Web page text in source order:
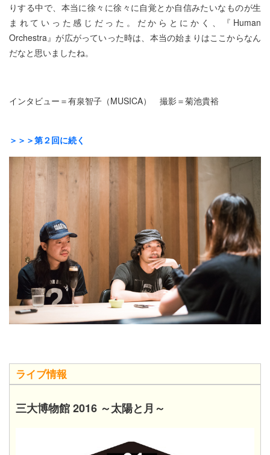
りする中で、本当に徐々に徐々に自覚とか自信みたいなものが生
まれていった感じだった。だからとにかく、『Human
Orchestra』が広がっていった時は、本当の始まりはここからなん
だなと思いましたね。
インタビュー＝有泉智子（MUSICA） 撮影＝菊池貴裕
＞＞＞第２回に続く
ライブ情報
三大博物館 2016 ～太陽と月～